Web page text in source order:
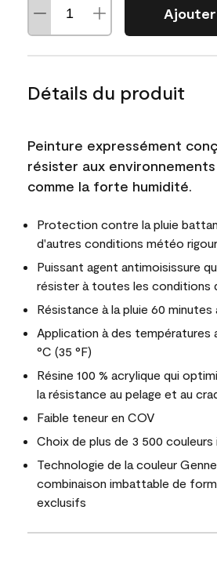
Détails du produit
Peinture expressément
résister aux
comme la forte humidité.
Protection contre la pluie
d'autres conditions météo
Puissant agent antimoisissure
résister à toutes les conditions
Résistance à la pluie 60
Application à des températures
°C (35 °F)
Résine 100 % acrylique qui
la résistance au pelage et au
Faible teneur en COV
Choix de plus de 3 500 couleurs
Technologie de la couleur
combinaison imbattable de
exclusifs